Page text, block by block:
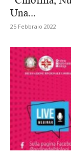
Una...
25 Febbraio 2022